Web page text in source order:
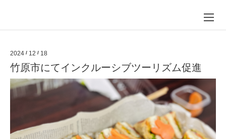
2024 / 12 / 18
竹原市にてインクルーシブツーリズム促進